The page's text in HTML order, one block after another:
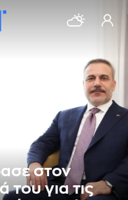
στον
του για τις